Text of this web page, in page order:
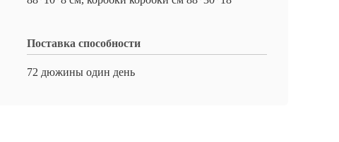
Поставка способности
72 дюжины один день